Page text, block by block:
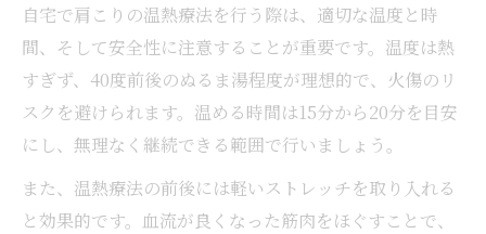
自宅で肩こりの温熱療法を行う際は、適切な温度と時
間、そして安全性に注意することが重要です。温度は熱
すぎず、40度前後のぬるま湯程度が理想的で、火傷のリ
スクを避けられます。温める時間は15分から20分を目安
にし、無理なく継続できる範囲で行いましょう。
また、温熱療法の前後には軽いストレッチを取り入れる
と効果的です。血流が良くなった筋肉をほぐすことで、